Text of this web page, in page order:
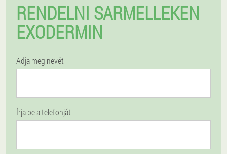
RENDELNI SARMELLEKEN
EXODERMIN
Adja meg nevét
Írja be a telefonját